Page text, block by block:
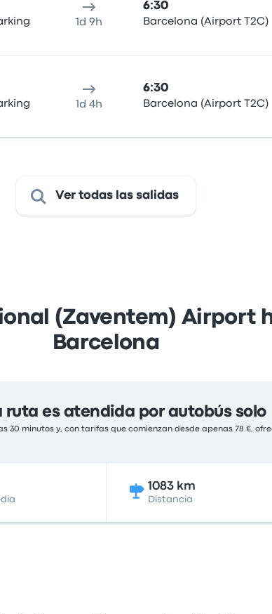
1d 9h
6:30
Barcelona (Airport T2C)
1d 4h
6:30
Barcelona (Airport T2C)
Ver todas las salidas
(Zaventem) Airport
Barcelona
ruta es atendida por autobús solo
30 minutos y, con tarifas que comienzan desde apenas 78 €,
1083 km
Distancia